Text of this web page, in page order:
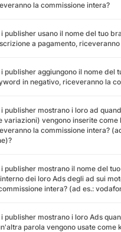
la commissione intera?
i publisher usano il nome del tuo
a pagamento,
i publisher aggiungono il nome del
in negativo, riceveranno la
i publisher mostrano i loro ad
variazioni) vengono inserite
la commissione intera?
i publisher mostrano il nome del
dei loro Ads degli ad sui
intera? (ad es.:
i publisher mostrano i loro Ads
parola vengono usate